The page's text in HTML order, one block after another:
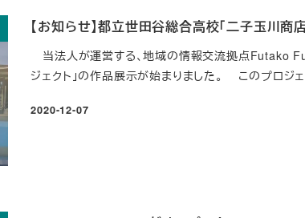
【お知らせ】都立世田谷総合高校「二子玉川商
当法人が運営する、地域の情報交流拠点Futako
ジェクト」の作品展示が始まりました。 このプロジ
投稿日
2020-12-07